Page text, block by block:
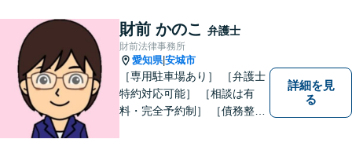
多数。
財前 かのこ 弁護士
財前法律事務所
愛知県|安城市
［専用駐車場あり］ ［弁護士
特約対応可能］ ［相談は有
料・完全予約制］ ［債務整理
詳細を見
る